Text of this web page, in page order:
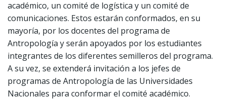
académico, un comité de logística y un comité de
comunicaciones. Estos estarán conformados, en su
mayoría, por los docentes del programa de
Antropología y serán apoyados por los estudiantes
integrantes de los diferentes semilleros del programa.
A su vez, se extenderá invitación a los jefes de
programas de Antropología de las Universidades
Nacionales para conformar el comité académico.